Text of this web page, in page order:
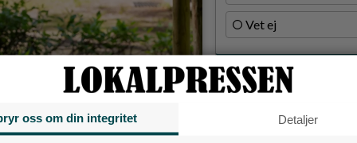
och invigning av Natur- och
Vet ej
Topp tre
plats under
oss om din integritet Detaljer